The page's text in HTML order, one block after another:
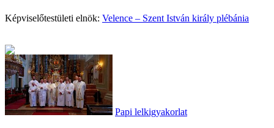
Képviselőtestületi elnök: Velence – Szent István király plébánia
Papi lelkigyakorlat